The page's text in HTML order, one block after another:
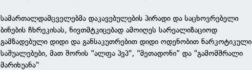
სამართალდამცველებმა დაკავებულების პირადი და საცხოვრებელი
ბინების ჩხრეკისას, ნივთმტკიცებად ამოიღეს სარეალიზაციოდ
გამზადებული დიდი და განსაკუთრებით დიდი ოდენობით ნარკოტიკული
საშუალებები, მათ შორის "ალფა პვპ", "მეთადონი" და "გამომშრალი
მარიხუანა"